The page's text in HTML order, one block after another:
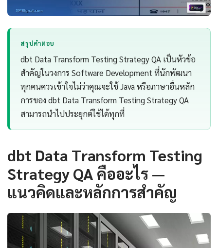
สรุปคำตอบ
dbt Data Transform Testing Strategy QA เป็นหัวข้อ
สำคัญในวงการ Software Development ที่นักพัฒนา
ทุกคนควรเข้าใจไม่ว่าคุณจะใช้ Java หรือภาษาอื่นหลัก
การของ dbt Data Transform Testing Strategy QA
สามารถนำไปประยุกต์ใช้ได้ทุกที่
dbt Data Transform Testing
Strategy QA คืออะไร —
แนวคิดและหลักการสำคัญ